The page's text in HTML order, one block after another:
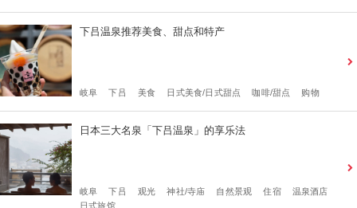
下吕温泉推荐美食、甜点和特产
岐阜 下吕 美食 日式美食/日式甜点 咖啡/甜点 购物
日本三大名泉「下吕温泉」的享乐法
岐阜 下吕 观光 神社/寺庙 自然景观 住宿
温泉酒店
日式旅馆